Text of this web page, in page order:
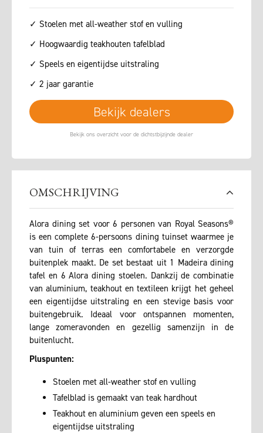
✓ Stoelen met all-weather stof en vulling
✓ Hoogwaardig teakhouten tafelblad
✓ Speels en eigentijdse uitstraling
✓ 2 jaar garantie
Bekijk dealers
OMSCHRIJVING
Alora dining set voor 6 personen van Royal Seasons®
is een complete 6-persoons dining tuinset waarmee je
van tuin of terras een comfortabele en verzorgde
buitenplek maakt. De set bestaat uit 1 Madeira dining
tafel en 6 Alora dining stoelen. Dankzij de combinatie
van aluminium, teakhout en textileen krijgt het geheel
een eigentijdse uitstraling en een stevige basis voor
buitengebruik. Ideaal voor ontspannen momenten,
lange zomeravonden en gezellig samenzijn in de
buitenlucht.
Pluspunten:
Stoelen met all-weather stof en vulling
Tafelblad is gemaakt van teak hardhout
Teakhout en aluminium geven een speels en
eigentijdse uitstraling